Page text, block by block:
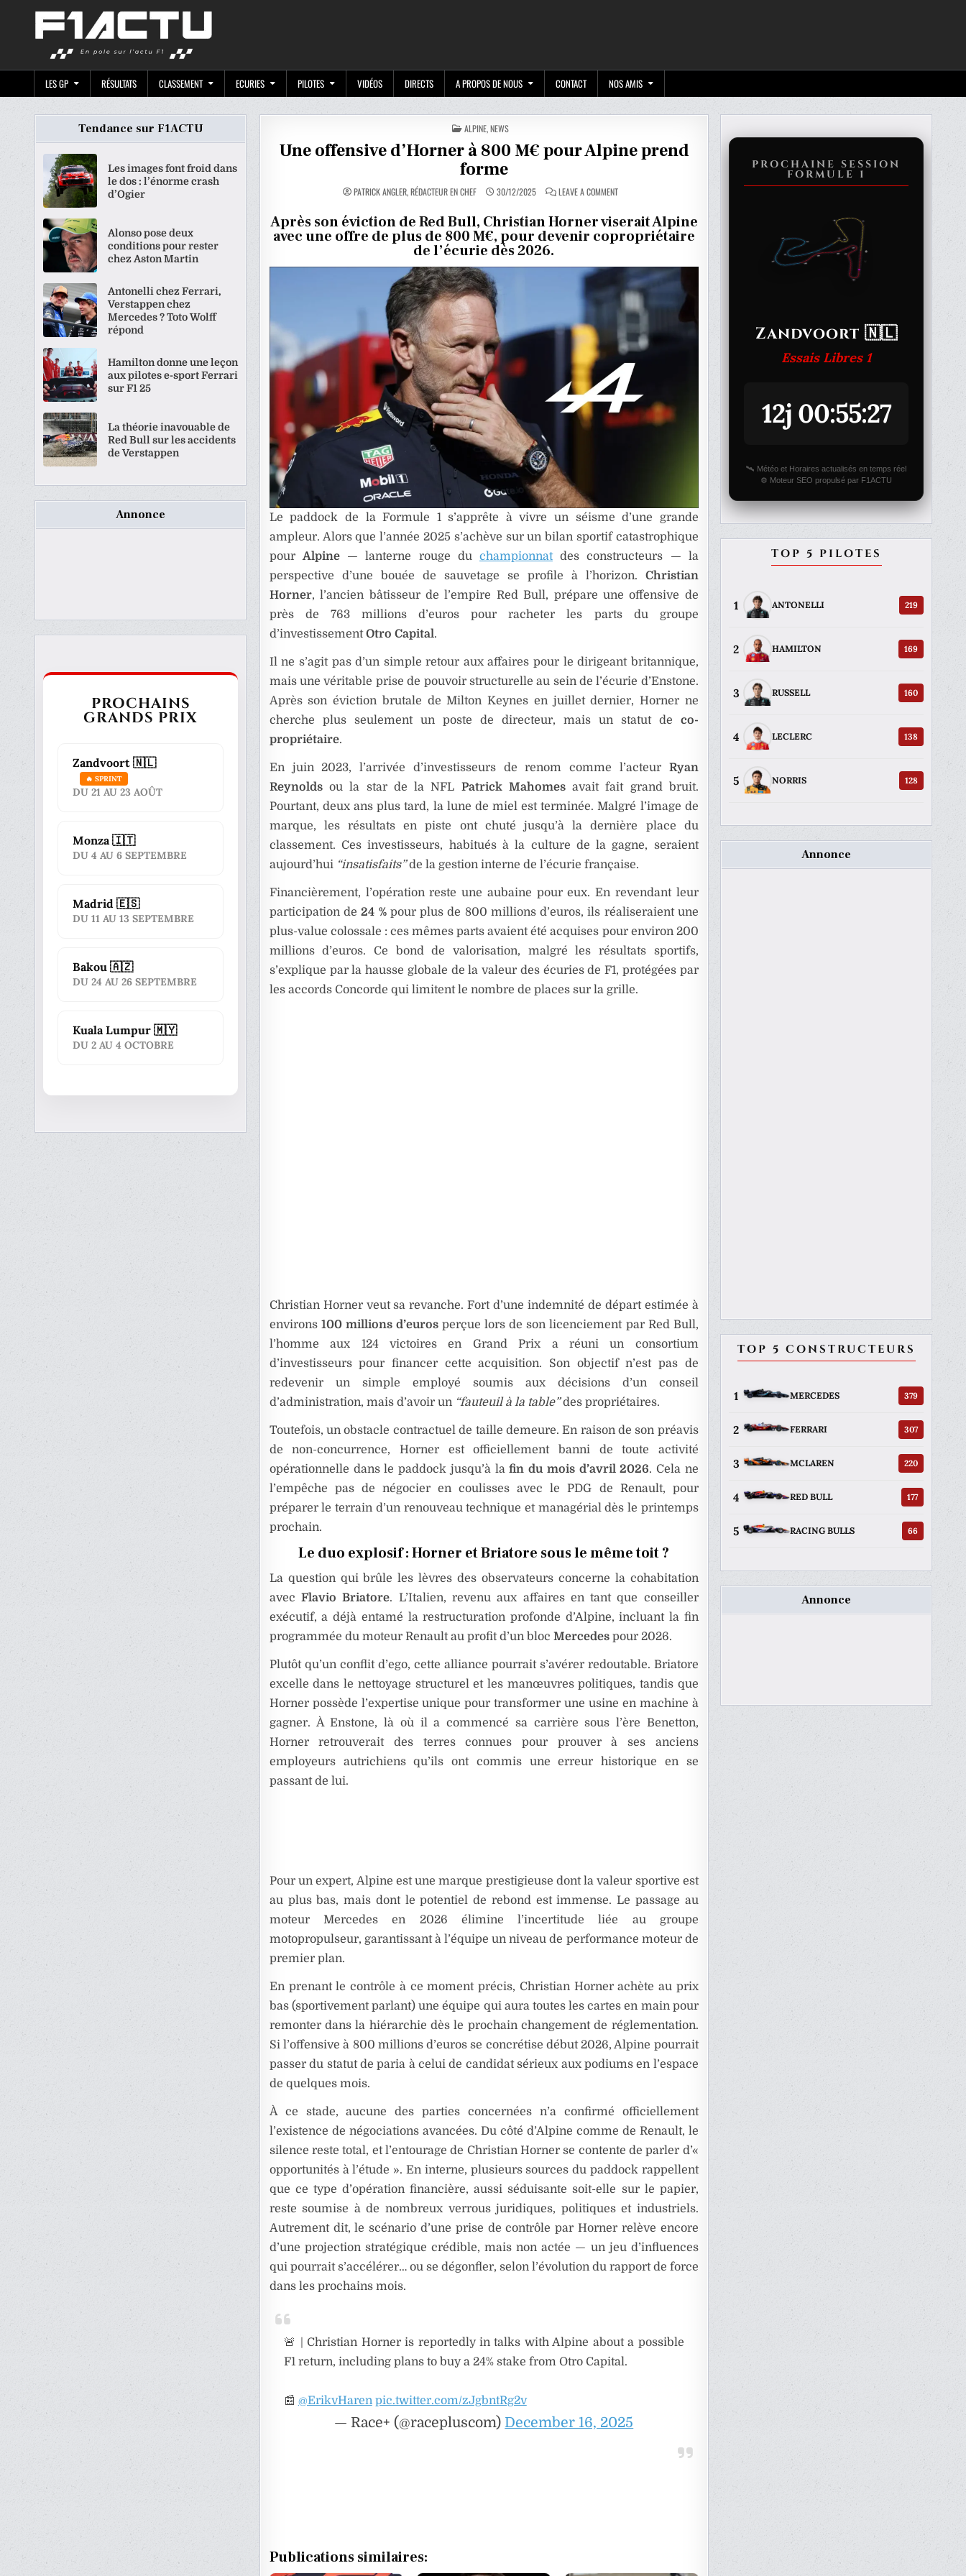
LES GP RÉSULTATS CLASSEMENT ECURIES PILOTES VIDÉOS DIRECTS A PROPOS DE NOUS CONTACT NOS AMIS
POSTED
IN
ALPINE,NEWS
Une offensive d’Horner à 800 M€ pour Alpine prend
forme
PATRICK ANGLER, RÉDACTEUR EN CHEF 30/12/2025 LEAVE A COMMENTON
UNE
D’HORNER
À
800
M€
PREND
FORME
Après son éviction de Red Bull, Christian Horner viserait Alpine
avec une offre de plus de 800 M€, pour devenir copropriétaire
de l’écurie dès 2026.
Le paddock de la Formule 1 s’apprête à vivre un séisme d’une grande
ampleur. Alors que l’année 2025 s’achève sur un bilan sportif catastrophique
pourAlpine— lanterne rouge du championnatdes constructeurs — la
perspective d’une bouée de sauvetage se profile à l’horizon. Christian
Horner, l’ancien bâtisseur de l’empire Red Bull, prépare une offensive de
près de 763 millions d’euros pour racheter les parts du groupe
d’investissementOtro Capital.
Il ne s’agit pas d’un simple retour aux affaires pour le dirigeant britannique,
mais une véritable prise de pouvoir structurelle au sein de l’écurie d’Enstone.
Après son éviction brutale de Milton Keynes en juillet dernier, Horner ne
cherche plus seulement un poste de directeur, mais un statut de co-
propriétaire.
En juin 2023, l’arrivée d’investisseurs de renom comme l’acteur Ryan
Reynoldsou la star de la NFL Patrick Mahomesavait fait grand bruit.
Pourtant, deux ans plus tard, la lune de miel est terminée. Malgré l’image de
marque, les résultats en piste ont chuté jusqu’à la dernière place du
classement. Ces investisseurs, habitués à la culture de la gagne, seraient
aujourd’hui “insatisfaits”de la gestion interne de l’écurie française.
Financièrement, l’opération reste une aubaine pour eux. En revendant leur
participation de24 %pour plus de 800 millions d’euros, ils réaliseraient une
plus-value colossale : ces mêmes parts avaient été acquises pour environ 200
millions d’euros. Ce bond de valorisation, malgré les résultats sportifs,
s’explique par la hausse globale de la valeur des écuries de F1, protégées par
les accords Concorde qui limitent le nombre de places sur la grille.
Christian Horner veut sa revanche. Fort d’une indemnité de départ estimée à
environs 100 millions d’eurosperçue lors de son licenciement par Red Bull,
l’homme aux 124 victoires en Grand Prix a réuni un consortium
d’investisseurs pour financer cette acquisition. Son objectif n’est pas de
redevenir un simple employé soumis aux décisions d’un conseil
d’administration, mais d’avoir un “fauteuil à la table”des propriétaires.
Toutefois, un obstacle contractuel de taille demeure. En raison de son préavis
de non-concurrence, Horner est officiellement banni de toute activité
opérationnelle dans le paddock jusqu’à lafin du mois d’avril 2026. Cela ne
l’empêche pas de négocier en coulisses avec le PDG de Renault, pour
préparer le terrain d’un renouveau technique et managérial dès le printemps
prochain.
Le duo explosif : Horner et Briatore sous le même toit ?
La question qui brûle les lèvres des observateurs concerne la cohabitation
avecFlavio Briatore. L’Italien, revenu aux affaires en tant que conseiller
exécutif, a déjà entamé la restructuration profonde d’Alpine, incluant la fin
programmée du moteur Renault au profit d’un bloc Mercedespour 2026.
Plutôt qu’un conflit d’ego, cette alliance pourrait s’avérer redoutable. Briatore
excelle dans le nettoyage structurel et les manœuvres politiques, tandis que
Horner possède l’expertise unique pour transformer une usine en machine à
gagner. À Enstone, là où il a commencé sa carrière sous l’ère Benetton,
Horner retrouverait des terres connues pour prouver à ses anciens
employeurs autrichiens qu’ils ont commis une erreur historique en se
passant de lui.
Pour un expert, Alpine est une marque prestigieuse dont la valeur sportive est
au plus bas, mais dont le potentiel de rebond est immense. Le passage au
moteur Mercedes en 2026 élimine l’incertitude liée au groupe
motopropulseur, garantissant à l’équipe un niveau de performance moteur de
premier plan.
En prenant le contrôle à ce moment précis, Christian Horner achète au prix
bas (sportivement parlant) une équipe qui aura toutes les cartes en main pour
remonter dans la hiérarchie dès le prochain changement de réglementation.
Si l’offensive à 800 millions d’euros se concrétise début 2026, Alpine pourrait
passer du statut de paria à celui de candidat sérieux aux podiums en l’espace
de quelques mois.
À ce stade, aucune des parties concernées n’a confirmé officiellement
l’existence de négociations avancées. Du côté d’Alpine comme de Renault, le
silence reste total, et l’entourage de Christian Horner se contente de parler d’«
opportunités à l’étude ». En interne, plusieurs sources du paddock rappellent
que ce type d’opération financière, aussi séduisante soit-elle sur le papier,
reste soumise à de nombreux verrous juridiques, politiques et industriels.
Autrement dit, le scénario d’une prise de contrôle par Horner relève encore
d’une projection stratégique crédible, mais non actée — un jeu d’influences
qui pourrait s’accélérer… ou se dégonfler, selon l’évolution du rapport de force
dans les prochains mois.
🚨 | Christian Horner is reportedly in talks with Alpine about a possible
F1 return, including plans to buy a 24% stake from Otro Capital.
📰 @ErikvHaren pic.twitter.com/zJgbntRg2v
— Race+ (@racepluscom) December 16, 2025
Publications similaires:
Tendance sur F1ACTU
Les images font froid dans
le dos : l’énorme crash
d’Ogier
Alonso pose deux
conditions pour rester
chez Aston Martin
Antonelli chez Ferrari,
Verstappen chez
Mercedes ? Toto Wolff
répond
Hamilton donne une leçon
aux pilotes e-sport Ferrari
sur F1 25
La théorie inavouable de
Red Bull sur les accidents
de Verstappen
Annonce
PROCHAINS
GRANDS PRIX
Zandvoort 🇳🇱
🔥 SPRINT
DU 21 AU 23 AOÛT
Monza 🇮🇹
DU 4 AU 6 SEPTEMBRE
Madrid 🇪🇸
DU 11 AU 13 SEPTEMBRE
Bakou 🇦🇿
DU 24 AU 26 SEPTEMBRE
Kuala Lumpur 🇲🇾
DU 2 AU 4 OCTOBRE
PROCHAINE SESSION
FORMULE 1
Zandvoort 🇳🇱
Essais Libres 1
12j 00:55:27
🛰️ Météo et Horaires actualisés en temps réel
⚙️ Moteur SEO propulsé par F1ACTU
TOP 5 PILOTES
1 ANTONELLI 219
2 HAMILTON 169
3 RUSSELL 160
4 LECLERC 138
5 NORRIS 128
Annonce
TOP 5 CONSTRUCTEURS
1 MERCEDES 379
2 FERRARI 307
3 MCLAREN 220
4 RED BULL 177
5 RACING BULLS 66
Annonce